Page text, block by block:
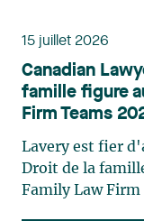
municipalités
Reconnue pour
et pratique, elle
taxation
plus de
publications et à
Sébastien
15 juillet 2026
Canadian
famille figure
Firm Teams
Lavery est fier
Droit de la
Family Law Firm